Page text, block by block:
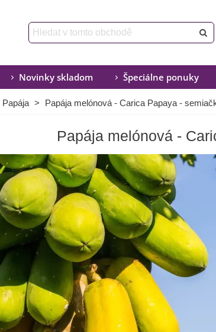
Novinky skladom Špeciálne ponuky
Papája > Papája melónová - Carica Papaya -
Papája melónová -